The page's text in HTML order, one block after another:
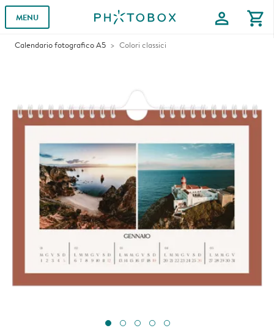
MENU profile shopping_cart
Calendario fotografico A5 Colori classici